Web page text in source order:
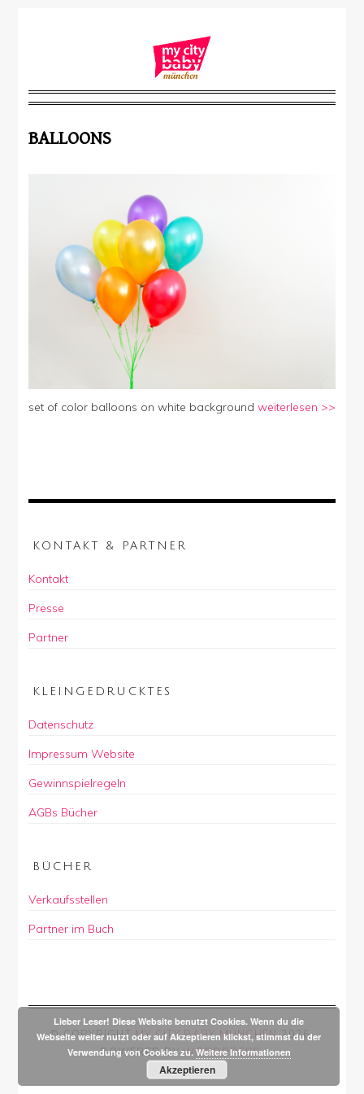
BALLOONS
set of color balloons on white background weiterlesen >>
KONTAKT & PARTNER
Kontakt
Presse
Partner
KLEINGEDRUCKTES
Datenschutz
Impressum Website
Gewinnspielregeln
AGBs Bücher
BÜCHER
Verkaufsstellen
Partner im Buch
© COPYRIGHTMY CITY BABY MÜNCHEN 2026.
POWERED BYWORDPRESS.
Lieber Leser! Diese Website benutzt Cookies. Wenn du die
Webseite weiter nutzt oder auf Akzeptieren klickst, stimmst du der
Verwendung von Cookies zu. Weitere Informationen
Akzeptieren